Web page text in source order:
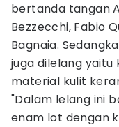
bertanda tangan
Bezzecchi, Fabio
Bagnaia.
juga dilelang
material kulit
"Dalam lelang ini
enam lot dengan